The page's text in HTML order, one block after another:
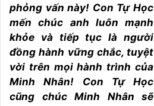
phỏng vấn này! Con Tự Học
mến chúc anh luôn mạnh
khỏe và tiếp tục là người
đồng hành vững chắc, tuyệt
vời trên mọi hành trình của
Minh Nhân! Con Tự Học
cũng chúc Minh Nhân sẽ